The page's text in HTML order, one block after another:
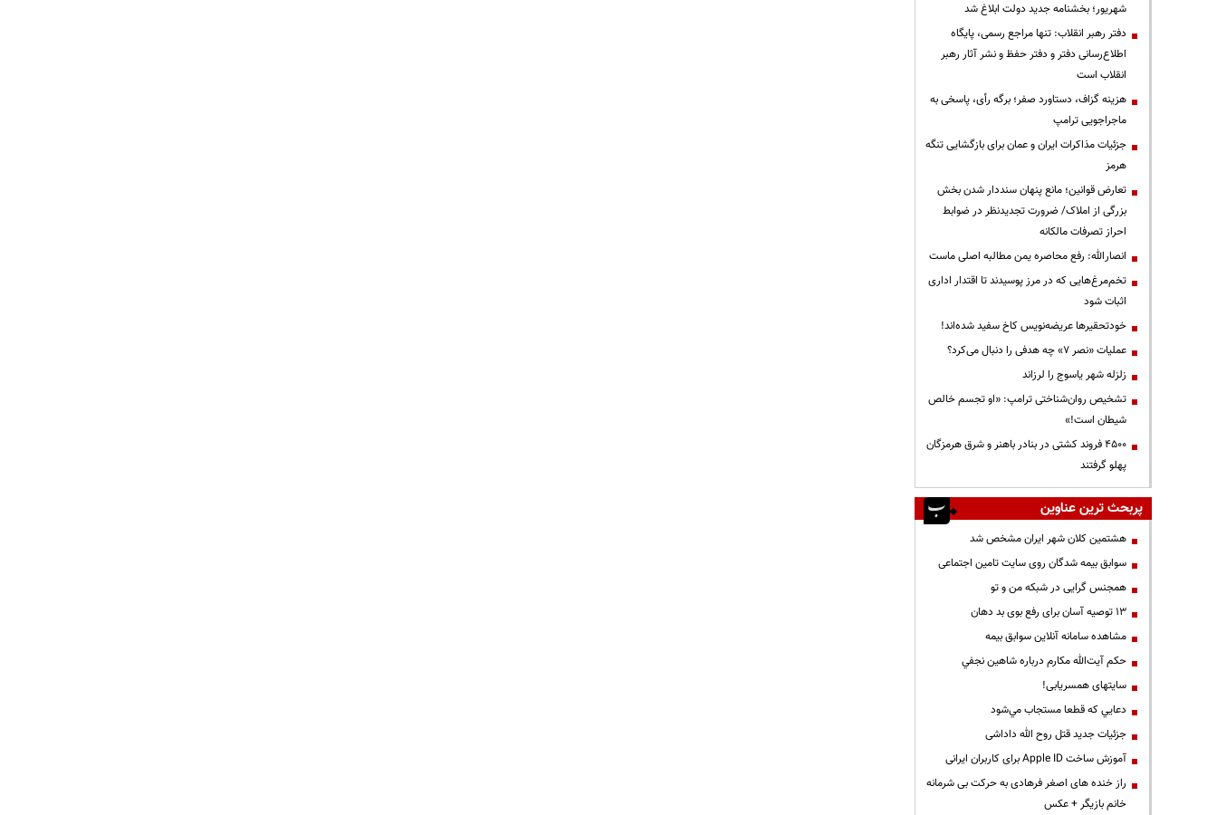
شهریور؛ بخشنامه جدید دولت ابلاغ شد
دفتر رهبر انقلاب: تنها مراجع رسمی، پایگاه
اطلاع‌رسانی دفتر و دفتر حفظ و نشر آثار رهبر
انقلاب است
هزینه گزاف، دستاورد صفر؛ برگه رأی، پاسخی به
ماجراجویی ترامپ
جزئیات مذاکرات ایران و عمان برای بازگشایی تنگه
هرمز
تعارض قوانین؛ مانع پنهان سنددار شدن بخش
بزرگی از املاک/ ضرورت تجدیدنظر در ضوابط
احراز تصرفات مالکانه
انصارالله: رفع محاصره یمن مطالبه اصلی ماست
تخم‌مرغ‌هایی که در مرز پوسیدند تا اقتدار اداری
اثبات شود
خودتحقیرها عریضه‌نویس کاخ سفید شده‌اند!
عملیات «نصر ۷» چه هدفی را دنبال می‌کرد؟
زلزله شهر یاسوج را لرزاند
تشخیص روان‌شناختی ترامپ: «او تجسم خالص
شیطان است!»
۴۵۰۰ فروند کشتی در بنادر باهنر و شرق هرمزگان
پهلو گرفتند
پربحث ترین عناوین
هشتمین کلان شهر ایران مشخص شد
سوابق بیمه شدگان روی سایت تامین اجتماعی
همجنس گرایی در شبکه من و تو
13 توصیه آسان برای رفع بوی بد دهان
مشاهده سامانه آنلاين سوابق بیمه
حكم آيت‌الله مكارم درباره شاهين نجفي
سایتهای همسریابی!
دعايي كه قطعا مستجاب مي‌شود
جزئیات جدید قتل روح الله داداشی
آموزش ساخت Apple ID برای کاربران ایرانی
راز خنده های اصغر فرهادی به حرکت بی شرمانه
خانم بازیگر + عکس